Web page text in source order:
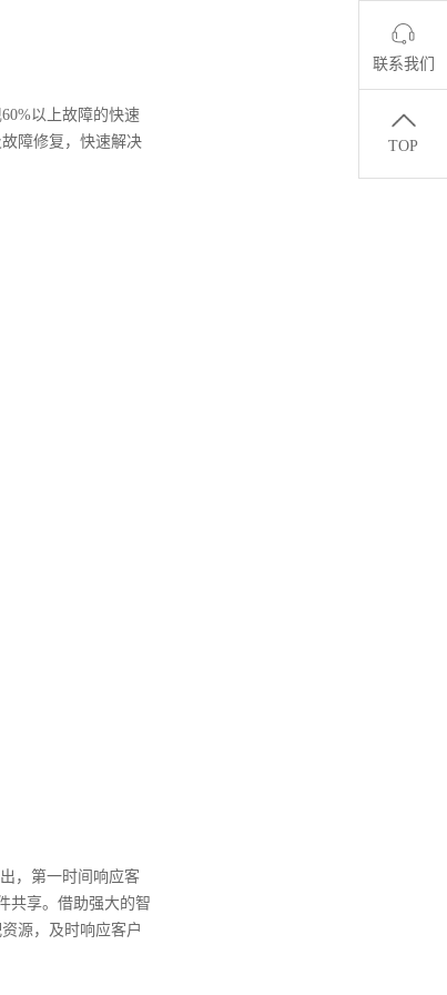
以上故障的快速
障修复，快速解决
，第一时间响应客
共享。借助强大的智
源，及时响应客户
联系我们
TOP